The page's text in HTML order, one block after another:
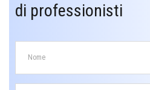
di professionisti